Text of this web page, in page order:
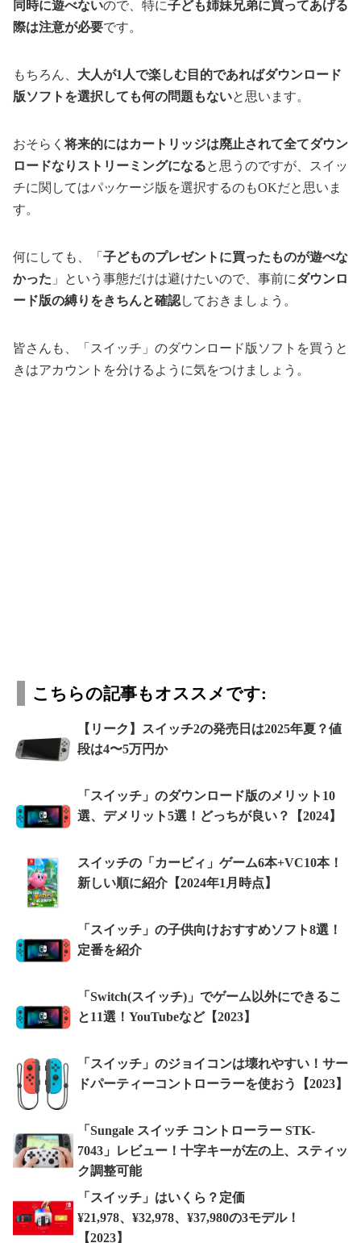
同時に遊べないので、特に子ども姉妹兄弟に買ってあげる
際は注意が必要です。
もちろん、 大人が1人で楽しむ目的であればダウンロード
版ソフトを選択しても何の問題もないと思います。
おそらく将来的にはカートリッジは廃止されて全てダウン
ロードなりストリーミングになると思うのですが、スイッ
チに関してはパッケージ版を選択するのもOKだと思いま
す。
何にしても、「 子どものプレゼントに買ったものが遊べな
かった 」という事態だけは避けたいので、事前にダウンロ
ード版の縛りをきちんと確認しておきましょう。
皆さんも、「スイッチ」のダウンロード版ソフトを買うと
きはアカウントを分けるように気をつけましょう。
こちらの記事もオススメです:
【リーク】スイッチ2の発売日は2025年夏？値
段は4〜5万円か
「スイッチ」のダウンロード版のメリット10
選、デメリット5選！どっちが良い？【2024】
スイッチの「カービィ」ゲーム6本+VC10本！
新しい順に紹介【2024年1月時点】
「スイッチ」の子供向けおすすめソフト8選！
定番を紹介
「Switch(スイッチ)」でゲーム以外にできるこ
と11選！YouTubeなど【2023】
「スイッチ」のジョイコンは壊れやすい！サー
ドパーティーコントローラーを使おう【2023】
「Sungale スイッチ コントローラー STK-
7043」レビュー！十字キーが左の上、スティッ
ク調整可能
「スイッチ」はいくら？定価
¥21,978、¥32,978、¥37,980の3モデル！
【2023】